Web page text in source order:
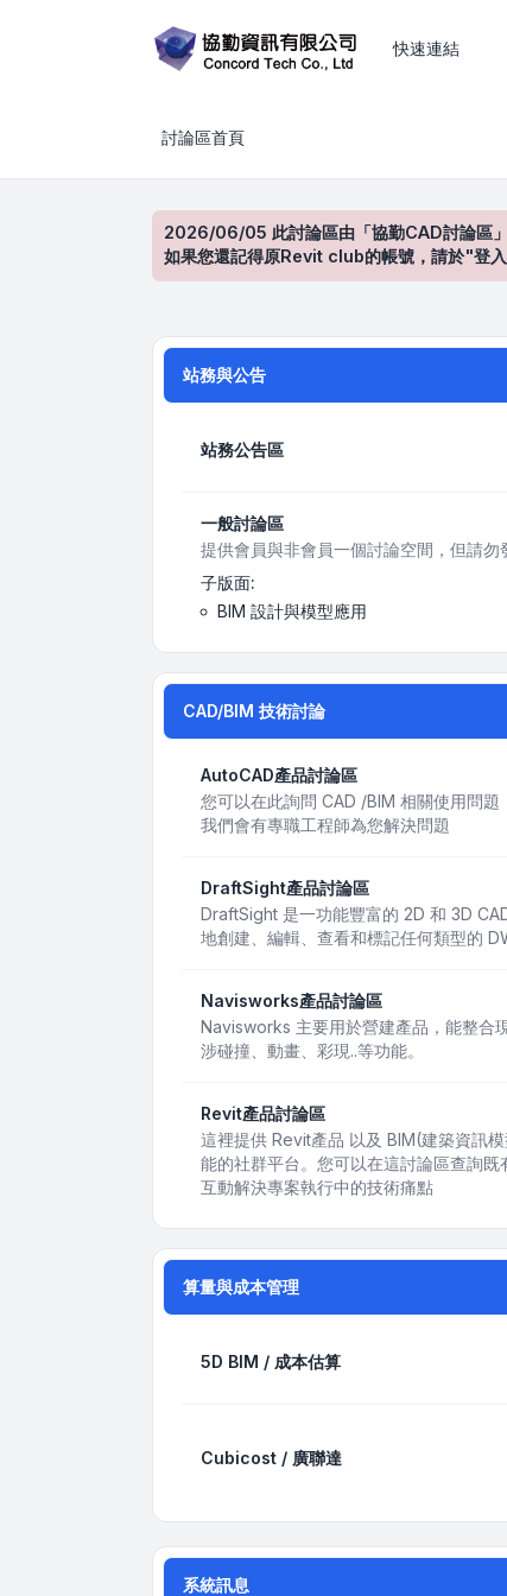
快速連結
CAD、BIM、工程估算與建築設計技術討
討論區首頁
2026/06/05 此討論區由「協勤CAD討論區
如果您還記得原Revit club的帳號，請於"登
站務與公告
站務公告區
一般討論區
提供會員與非會員一個討論空間，但請
子版面:
BIM 設計與模型應用
CAD/BIM 技術討論
AutoCAD產品討論區
您可以在此詢問 CAD /BIM 相關使用問題
我們會有專職工程師為您解決問題
DraftSight產品討論區
DraftSight 是一功能豐富的 2D 和 3D
地創建、編輯、查看和標記任何類型的
Navisworks產品討論區
Navisworks 主要用於營建產品，能整合
涉碰撞、動畫、彩現..等功能。
Revit產品討論區
這裡提供 Revit產品 以及 BIM(建築資訊
能的社群平台。您可以在這討論區查詢
互動解決專案執行中的技術痛點
算量與成本管理
5D BIM / 成本估算
Cubicost / 廣聯達
系統訊息